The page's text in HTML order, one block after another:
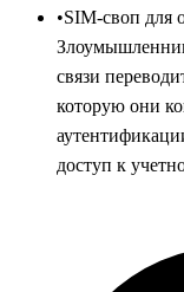
•SIM-своп для
связи
которую они
доступ к